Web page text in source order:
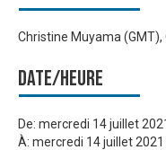
Christine Muyama (GMT),
Date/heure
De: mercredi 14 juillet
À: mercredi 14 juillet 2021